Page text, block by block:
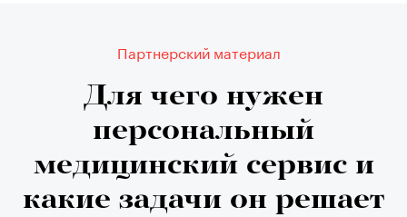
Партнерский материал
Для чего нужен
персональный
медицинский сервис и
какие задачи он решает